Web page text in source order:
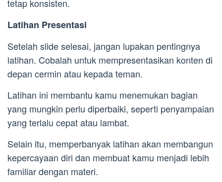
tetap konsisten.
Latihan Presentasi
Setelah slide selesai, jangan lupakan pentingnya
latihan. Cobalah untuk mempresentasikan konten di
depan cermin atau kepada teman.
Latihan ini membantu kamu menemukan bagian
yang mungkin perlu diperbaiki, seperti penyampaian
yang terlalu cepat atau lambat.
Selain itu, memperbanyak latihan akan membangun
kepercayaan diri dan membuat kamu menjadi lebih
familiar dengan materi.